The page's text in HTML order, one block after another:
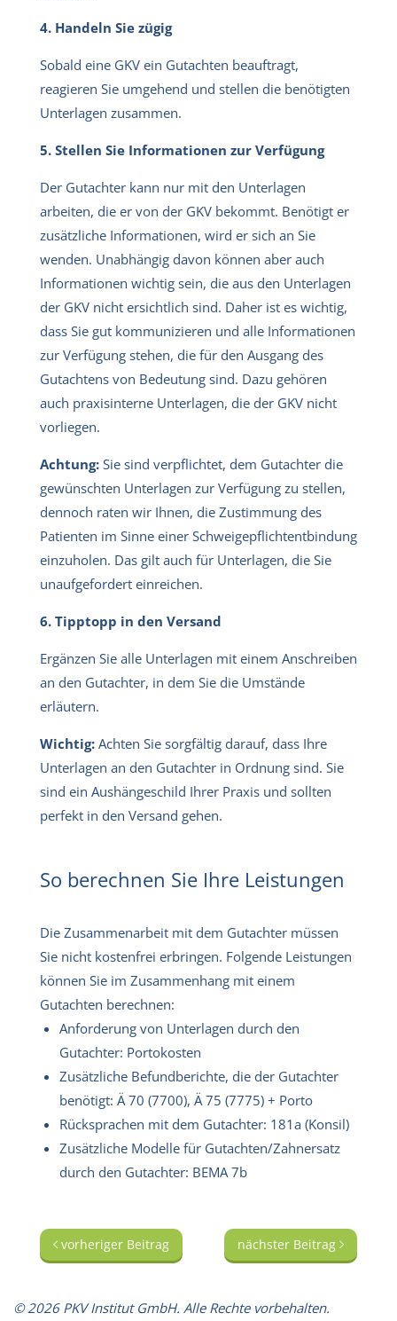
4. Handeln Sie zügig
Sobald eine GKV ein Gutachten beauftragt,
reagieren Sie umgehend und stellen die benötigten
Unterlagen zusammen.
5. Stellen Sie Informationen zur Verfügung
Der Gutachter kann nur mit den Unterlagen
arbeiten, die er von der GKV bekommt. Benötigt er
zusätzliche Informationen, wird er sich an Sie
wenden. Unabhängig davon können aber auch
Informationen wichtig sein, die aus den Unterlagen
der GKV nicht ersichtlich sind. Daher ist es wichtig,
dass Sie gut kommunizieren und alle Informationen
zur Verfügung stehen, die für den Ausgang des
Gutachtens von Bedeutung sind. Dazu gehören
auch praxisinterne Unterlagen, die der GKV nicht
vorliegen.
Achtung: Sie sind verpflichtet, dem Gutachter die
gewünschten Unterlagen zur Verfügung zu stellen,
dennoch raten wir Ihnen, die Zustimmung des
Patienten im Sinne einer Schweigepflichtentbindung
einzuholen. Das gilt auch für Unterlagen, die Sie
unaufgefordert einreichen.
6. Tipptopp in den Versand
Ergänzen Sie alle Unterlagen mit einem Anschreiben
an den Gutachter, in dem Sie die Umstände
erläutern.
Wichtig: Achten Sie sorgfältig darauf, dass Ihre
Unterlagen an den Gutachter in Ordnung sind. Sie
sind ein Aushängeschild Ihrer Praxis und sollten
perfekt in den Versand gehen.
So berechnen Sie Ihre Leistungen
Die Zusammenarbeit mit dem Gutachter müssen
Sie nicht kostenfrei erbringen. Folgende Leistungen
können Sie im Zusammenhang mit einem
Gutachten berechnen:
Anforderung von Unterlagen durch den
Gutachter: Portokosten
Zusätzliche Befundberichte, die der Gutachter
benötigt: Ä 70 (7700), Ä 75 (7775) + Porto
Rücksprachen mit dem Gutachter: 181a (Konsil)
Zusätzliche Modelle für Gutachten/Zahnersatz
durch den Gutachter: BEMA 7b
vorheriger Beitrag nächster Beitrag
© 2026 PKV Institut GmbH. Alle Rechte vorbehalten.